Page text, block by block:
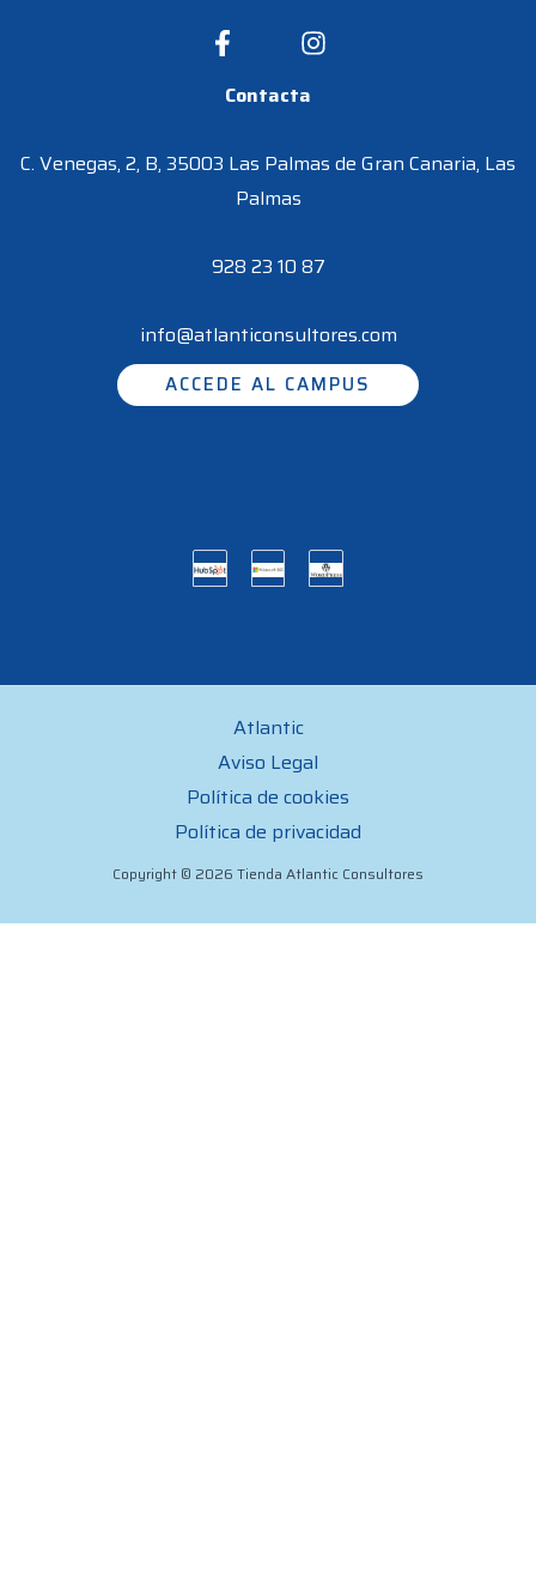
Contacta
C. Venegas, 2, B, 35003 Las Palmas de Gran Canaria, Las
Palmas
928 23 10 87
info@atlanticonsultores.com
ACCEDE AL CAMPUS
Atlantic
Aviso Legal
Política de cookies
Política de privacidad
Copyright © 2026 Tienda Atlantic Consultores